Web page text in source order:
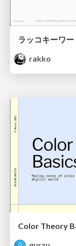
ラッコキーワ
rakko
Color Theory